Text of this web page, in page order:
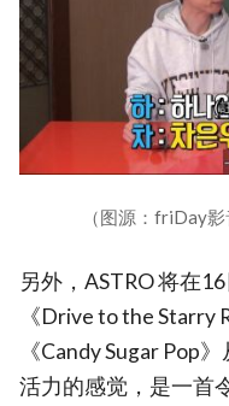
（图源：friDay
另外，ASTRO 将在
《Drive to the Starry
《Candy Sugar Pop
活力的感觉，是一首